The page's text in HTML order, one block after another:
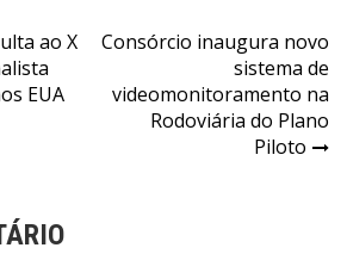
ao X
EUA
Consórcio inaugura novo
sistema de
videomonitoramento na
Rodoviária do Plano
Piloto